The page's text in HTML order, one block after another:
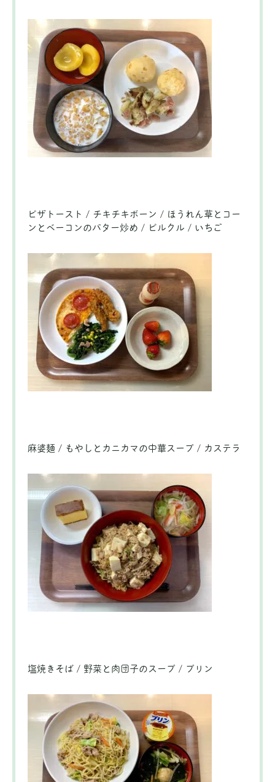
ピザトースト / チキチキボーン / ほうれん草とコー
ンとベーコンのバター炒め / ピルクル / いちご
麻婆麺 / もやしとカニカマの中華スープ / カステラ
塩焼きそば / 野菜と肉団子のスープ / プリン